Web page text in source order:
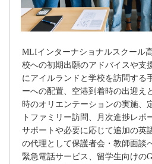
MLIインターナショナルスクール
校への初期出願のアドバイスや支
にアイルランドと学校を訪問する
ーへの配置、空港到着時の出迎え
時のオリエンテーションの実施、
トファミリー訪問、月次進捗レポ
サポートや必要に応じて追加の英
の代理として保護者会・教師面談
緊急電話サービス、留学生向けの